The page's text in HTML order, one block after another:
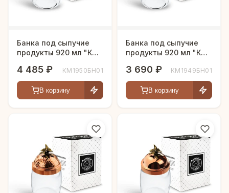
Банка под сыпучие
продукты 920 мл "КМ"
крышкой
4 485 ₽ КМ1950БН01
В корзину
Банка под сыпучие
продукты 920 мл "КМ"
3 690 ₽ КМ1949БН01
В корзину